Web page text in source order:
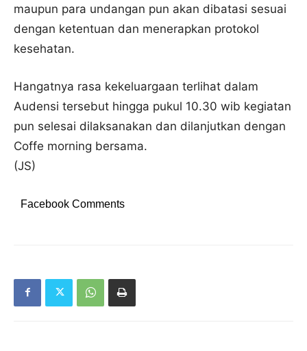
maupun para undangan pun akan dibatasi sesuai
dengan ketentuan dan menerapkan protokol
kesehatan.
Hangatnya rasa kekeluargaan terlihat dalam
Audensi tersebut hingga pukul 10.30 wib kegiatan
pun selesai dilaksanakan dan dilanjutkan dengan
Coffe morning bersama.
(JS)
Facebook Comments